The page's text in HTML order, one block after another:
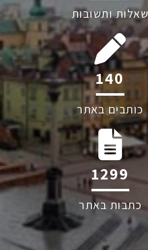
שאלות ותשובות
199
כותבים באתר
1852
כתבות באתר